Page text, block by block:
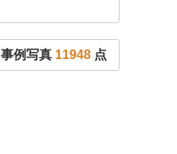
事例写真 11948 点